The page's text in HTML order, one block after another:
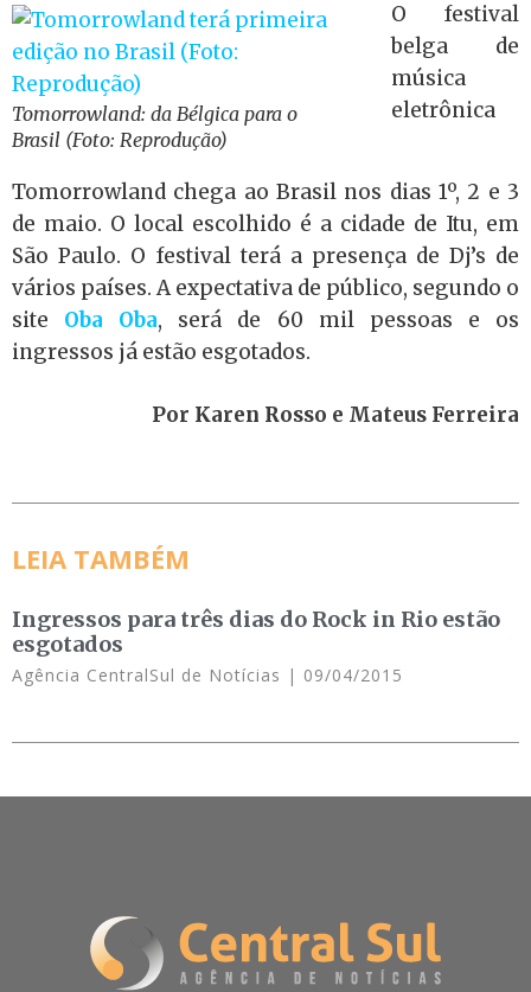
Tomorrowland: da Bélgica para o
Brasil (Foto: Reprodução)
O festival
belga de
música
eletrônica
Tomorrowland chega ao Brasil nos dias 1º, 2 e 3
de maio. O local escolhido é a cidade de Itu, em
São Paulo. O festival terá a presença de Dj’s de
vários países. A expectativa de público, segundo o
site Oba Oba, será de 60 mil pessoas e os
ingressos já estão esgotados.
Por Karen Rosso e Mateus Ferreira
LEIA TAMBÉM
Ingressos para três dias do Rock in Rio estão
esgotados
Agência CentralSul de Notícias 09/04/2015